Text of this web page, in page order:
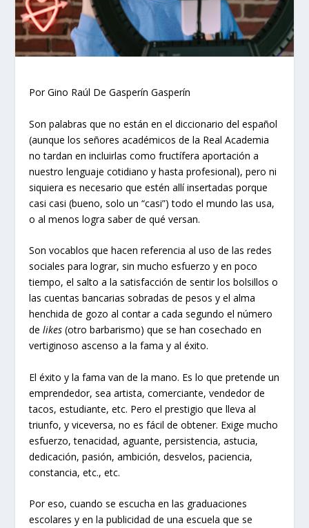
Por Gino Raúl De Gasperín Gasperín
Son palabras que no están en el diccionario del español
(aunque los señores académicos de la Real Academia
no tardan en incluirlas como fructífera aportación a
nuestro lenguaje cotidiano y hasta profesional), pero ni
siquiera es necesario que estén allí insertadas porque
casi casi (bueno, solo un “casi”) todo el mundo las usa,
o al menos logra saber de qué versan.
Son vocablos que hacen referencia al uso de las redes
sociales para lograr, sin mucho esfuerzo y en poco
tiempo, el salto a la satisfacción de sentir los bolsillos o
las cuentas bancarias sobradas de pesos y el alma
henchida de gozo al contar a cada segundo el número
delikes (otro barbarismo) que se han cosechado en
vertiginoso ascenso a la fama y al éxito.
El éxito y la fama van de la mano. Es lo que pretende un
emprendedor, sea artista, comerciante, vendedor de
tacos, estudiante, etc. Pero el prestigio que lleva al
triunfo, y viceversa, no es fácil de obtener. Exige mucho
esfuerzo, tenacidad, aguante, persistencia, astucia,
dedicación, pasión, ambición, desvelos, paciencia,
constancia, etc., etc.
Por eso, cuando se escucha en las graduaciones
escolares y en la publicidad de una escuela que se